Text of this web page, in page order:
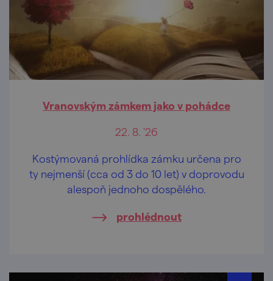
Vranovským zámkem jako v pohádce
22. 8. '26
Kostýmovaná prohlídka zámku určena pro
ty nejmenší (cca od 3 do 10 let) v doprovodu
alespoň jednoho dospělého.
prohlédnout